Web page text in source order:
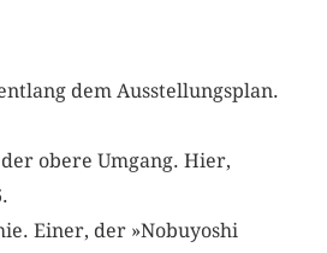
dem Ausstellungsplan.
obere Umgang. Hier,
Einer, der »Nobuyoshi